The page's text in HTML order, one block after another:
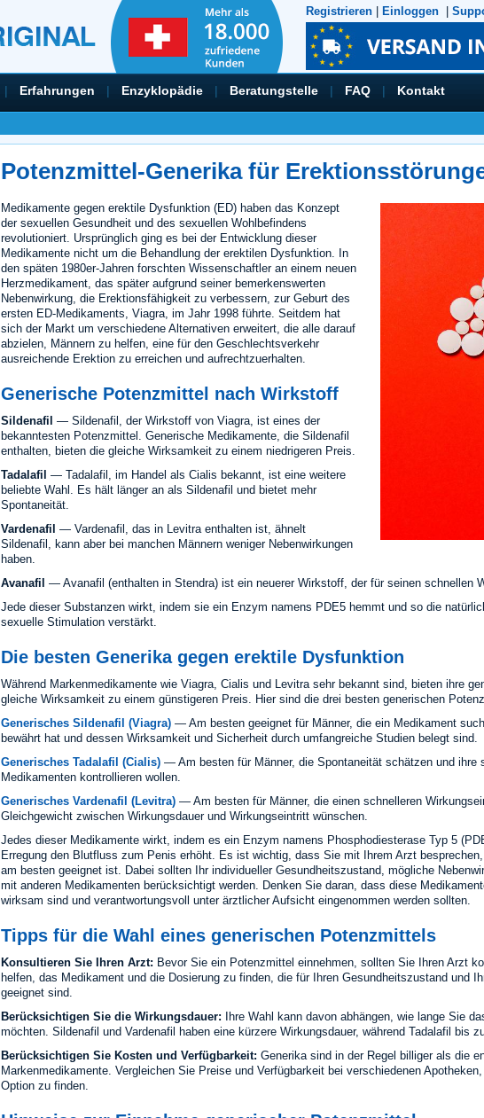
Registrieren Einloggen
| Erfahrungen | Enzyklopädie | Beratungstelle | FAQ | Kontakt
Potenzmittel-Generika für
Medikamente gegen erektile Dysfunktion (ED) haben das Konzept
der sexuellen Gesundheit und des sexuellen Wohlbefindens
revolutioniert. Ursprünglich ging es bei der Entwicklung dieser
Medikamente nicht um die Behandlung der erektilen Dysfunktion. In
den späten 1980er-Jahren forschten Wissenschaftler an einem neuen
Herzmedikament, das später aufgrund seiner bemerkenswerten
Nebenwirkung, die Erektionsfähigkeit zu verbessern, zur Geburt des
ersten ED-Medikaments, Viagra, im Jahr 1998 führte. Seitdem hat
sich der Markt um verschiedene Alternativen erweitert, die alle darauf
abzielen, Männern zu helfen, eine für den Geschlechtsverkehr
ausreichende Erektion zu erreichen und aufrechtzuerhalten.
Generische Potenzmittel nach Wirkstoff
Sildenafil — Sildenafil, der Wirkstoff von Viagra, ist eines der
bekanntesten Potenzmittel. Generische Medikamente, die Sildenafil
enthalten, bieten die gleiche Wirksamkeit zu einem niedrigeren Preis.
Tadalafil — Tadalafil, im Handel als Cialis bekannt, ist eine weitere
beliebte Wahl. Es hält länger an als Sildenafil und bietet mehr
Spontaneität.
Vardenafil — Vardenafil, das in Levitra enthalten ist, ähnelt
Sildenafil, kann aber bei manchen Männern weniger Nebenwirkungen
haben.
Avanafil — Avanafil (enthalten in Stendra) ist ein neuerer Wirkstoff, der für seinen schnellen
Jede dieser Substanzen wirkt, indem sie ein Enzym namens PDE5 hemmt und so die
sexuelle Stimulation verstärkt.
Die besten Generika gegen erektile Dysfunktion
Während Markenmedikamente wie Viagra, Cialis und Levitra sehr bekannt sind, bieten ihre
gleiche Wirksamkeit zu einem günstigeren Preis. Hier sind die drei besten generischen
Generisches Sildenafil (Viagra) — Am besten geeignet für Männer, die ein Medikament
bewährt hat und dessen Wirksamkeit und Sicherheit durch umfangreiche Studien belegt sind.
Generisches Tadalafil (Cialis) — Am besten für Männer, die Spontaneität schätzen und ihre
Medikamenten kontrollieren wollen.
Generisches Vardenafil (Levitra) — Am besten für Männer, die einen schnelleren
Gleichgewicht zwischen Wirkungsdauer und Wirkungseintritt wünschen.
Jedes dieser Medikamente wirkt, indem es ein Enzym namens Phosphodiesterase Typ 5
Erregung den Blutfluss zum Penis erhöht. Es ist wichtig, dass Sie mit Ihrem Arzt
am besten geeignet ist. Dabei sollten Ihr individueller Gesundheitszustand, mögliche
mit anderen Medikamenten berücksichtigt werden. Denken Sie daran, dass diese
wirksam sind und verantwortungsvoll unter ärztlicher Aufsicht eingenommen werden sollten.
Tipps für die Wahl eines generischen Potenzmittels
Konsultieren Sie Ihren Arzt: Bevor Sie ein Potenzmittel einnehmen, sollten Sie Ihren Arzt
helfen, das Medikament und die Dosierung zu finden, die für Ihren Gesundheitszustand und
geeignet sind.
Berücksichtigen Sie die Wirkungsdauer: Ihre Wahl kann davon abhängen, wie lange Sie
möchten. Sildenafil und Vardenafil haben eine kürzere Wirkungsdauer, während Tadalafil bis
Berücksichtigen Sie Kosten und Verfügbarkeit: Generika sind in der Regel billiger als die
Markenmedikamente. Vergleichen Sie Preise und Verfügbarkeit bei verschiedenen
Option zu finden.